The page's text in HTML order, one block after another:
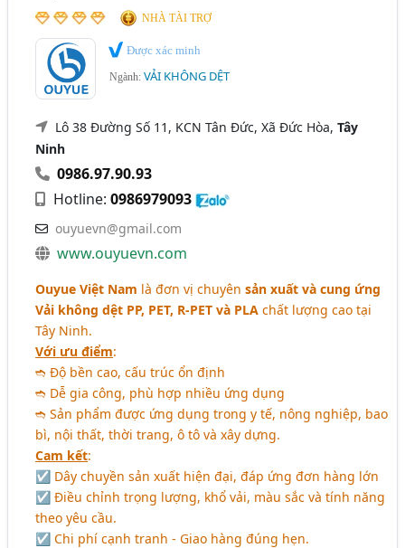
NHÀ TÀI TRỢ
Được xác minh
Ngành:VẢI KHÔNG DỆT
Lô 38 Đường Số 11, KCN Tân Đức, Xã Đức Hòa,Tây
Ninh
0986.97.90.93
Hotline:0986979093
ouyuevn@gmail.com
www.ouyuevn.com
Ouyue Việt Nam là đơn vị chuyênsản xuất và cung ứng
Vải không dệt PP, PET, R-PET và PLAchất lượng cao tại
Tây Ninh.
Với ưu điểm:
➬ Độ bền cao, cấu trúc ổn định
➬ Dễ gia công, phù hợp nhiều ứng dụng
➬ Sản phẩm được ứng dụng trong y tế, nông nghiệp, bao
bì, nội thất, thời trang, ô tô và xây dựng.
Cam kết:
☑ Dây chuyền sản xuất hiện đại, đáp ứng đơn hàng lớn
☑ Điều chỉnh trọng lượng, khổ vải, màu sắc và tính năng
theo yêu cầu.
☑ Chi phí cạnh tranh - Giao hàng đúng hẹn.